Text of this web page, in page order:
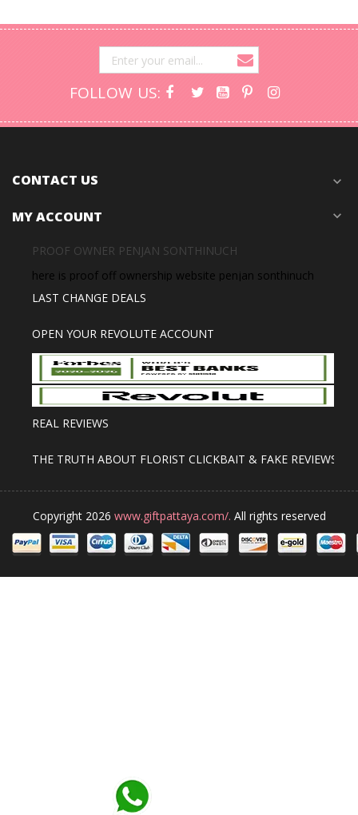
FOLLOW US:
CONTACT US expand_more
MY ACCOUNT expand_more
PROOF OWNER PENJAN SONTHINUCH
here is proof off ownership website penjan sonthinuch
LAST CHANGE DEALS
OPEN YOUR REVOLUTE ACCOUNT
REAL REVIEWS
THE TRUTH ABOUT FLORIST CLICKBAIT & FAKE REVIEWS
Copyright 2026 www.giftpattaya.com/. All rights reserved